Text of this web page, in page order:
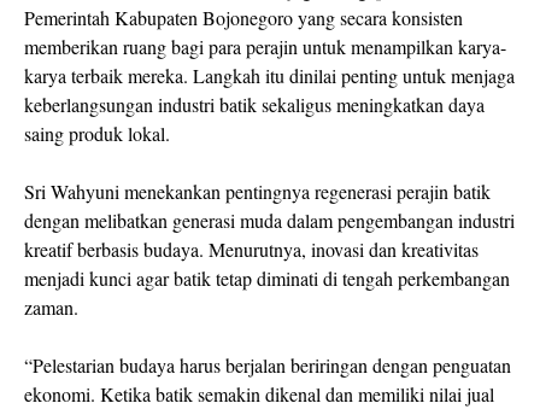
Pemerintah Kabupaten Bojonegoro yang secara konsisten
memberikan ruang bagi para perajin untuk menampilkan karya-
karya terbaik mereka. Langkah itu dinilai penting untuk menjaga
keberlangsungan industri batik sekaligus meningkatkan daya
saing produk lokal.
Sri Wahyuni menekankan pentingnya regenerasi perajin batik
dengan melibatkan generasi muda dalam pengembangan industri
kreatif berbasis budaya. Menurutnya, inovasi dan kreativitas
menjadi kunci agar batik tetap diminati di tengah perkembangan
zaman.
“Pelestarian budaya harus berjalan beriringan dengan penguatan
ekonomi. Ketika batik semakin dikenal dan memiliki nilai jual